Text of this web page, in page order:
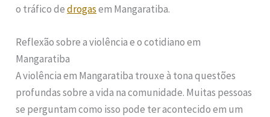
o tráfico dedrogasem Mangaratiba.
Reflexão sobre a violência e o cotidiano em
Mangaratiba
A violência em Mangaratiba trouxe à tona questões
profundas sobre a vida na comunidade. Muitas pessoas
se perguntam como isso pode ter acontecido em um